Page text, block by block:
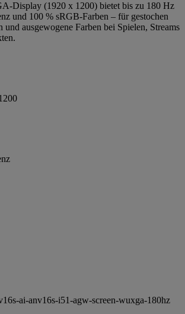
Display (1920 x 1200) bietet bis zu 180 Hz
und 100 % sRGB-Farben – für gestochen
und ausgewogene Farben bei Spielen, Streams